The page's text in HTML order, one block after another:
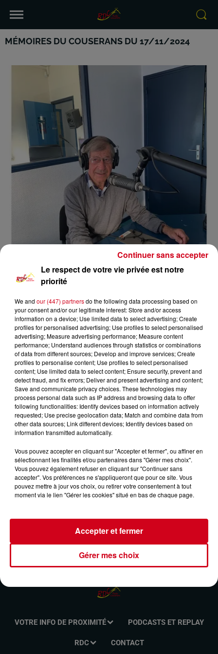
MÉMOIRES DU COUSERANS DU 17/11/2024
Mémoire du Couserans RDC
RDC
Mémoires du Couserans
0:00 29 min 25 sec
17 novembre 2024 - 29 min 25 sec
MÉMOIRES DU COUSERANS DU 17/11/2024-
FESTIVAL DE CINÉMA EN COUSERANS
Mémoire du Couserans
VOTRE INFO DE PROXIMITÉ PODCASTS ET REPLAY
RDC CONTACT
Le respect de votre vie privée est notre
priorité
We and our (447) partnersdo the following data processing based on
your consent and/or our legitimate interest: Store and/or access
information on a device; Use limited data to select advertising; Create
profiles for personalised advertising; Use profiles to select personalised
advertising; Measure advertising performance; Measure content
performance; Understand audiences through statistics or combinations
of data from different sources; Develop and improve services; Create
profiles to personalise content; Use profiles to select personalised
content; Use limited data to select content; Ensure security, prevent and
detect fraud, and fix errors; Deliver and present advertising and content;
Save and communicate privacy choices. These technologies may
process personal data such as IP address and browsing data to offer
following functionalities: Identify devices based on information actively
requested; Use precise geolocation data; Match and combine data from
other data sources; Link different devices; Identify devices based on
information transmitted automatically.
Vous pouvez accepter en cliquant sur "Accepter et fermer", ou affiner en
sélectionnant les finalités et/ou partenaires dans "Gérer mes choix".
Vous pouvez également refuser en cliquant sur "Continuer sans
accepter". Vos préférences ne s'appliqueront que pour ce site. Vous
pouvez mettre à jour vos choix, ou retirer votre consentement à tout
moment via le lien "Gérer les cookies" situé en bas de chaque page.
Gérer mes choix
Accepter et fermer
Continuer sans accepter